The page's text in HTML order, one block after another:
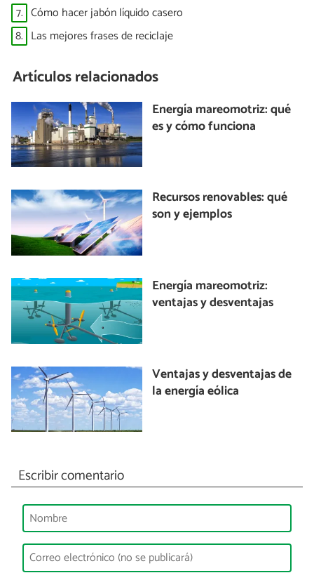
7. Cómo hacer jabón líquido casero
8. Las mejores frases de reciclaje
Artículos relacionados
Energía mareomotriz: qué
es y cómo funciona
Recursos renovables: qué
son y ejemplos
Energía mareomotriz:
ventajas y desventajas
Ventajas y desventajas de
la energía eólica
Escribir comentario